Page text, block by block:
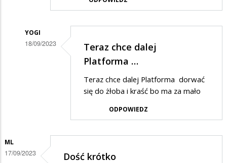
YOGI
18/09/2023
odpowiedzi
POpiski
Teraz chce dalej
Platforma …
Teraz chce dalej Platforma dorwać
się do żłoba i kraść bo ma za mało
ODPOWIEDZ
ML
17/09/2023 Dość krótko